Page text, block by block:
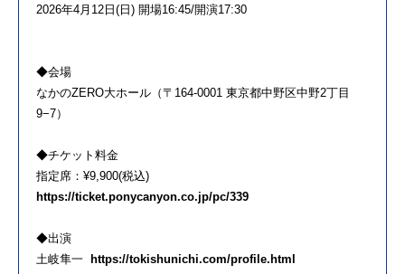
2026年4月 12 日 ( 日 ) 開場16:45/開演17:30
◆会場
なかのZERO大ホール（〒164-0001 東京都中野区中野2丁目
9−7）
◆チケット料金
指定席：¥9,900(税込)
https://ticket.ponycanyon.co.jp/pc/339
◆出演
土岐隼一 https://tokishunichi.com/profile.html